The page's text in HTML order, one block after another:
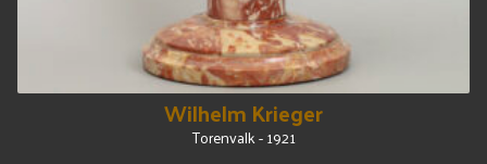
Wilhelm Krieger
Torenvalk - 1921